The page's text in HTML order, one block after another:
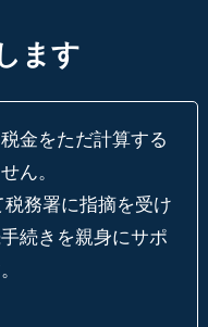
ます
金をただ計算する
ん。
務署に指摘を受け
続きを親身にサポ